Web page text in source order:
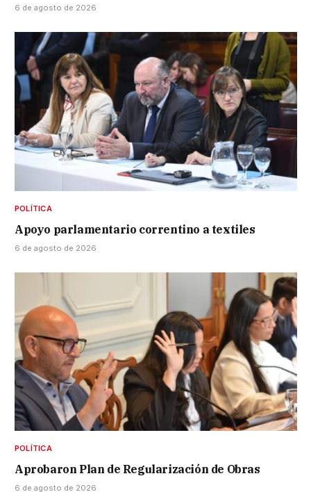
6 de agosto de 2026
POLÍTICA
Apoyo parlamentario correntino a textiles
6 de agosto de 2026
POLÍTICA
Aprobaron Plan de Regularización de Obras
6 de agosto de 2026